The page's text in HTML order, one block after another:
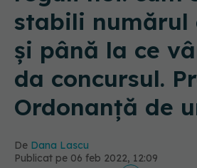
stabili numărul
și până la ce
da concursul.
Ordonanță de
De Dana Lascu
Publicat pe 06 feb 2022, 12:09